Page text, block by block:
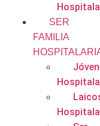
SER
FAMILIA